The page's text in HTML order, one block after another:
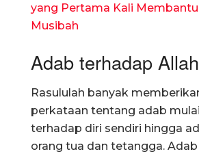
yang Pertama Kali Membantu
Musibah
Adab terhadap Allah
Rasululah banyak
perkataan tentang adab
terhadap diri sendiri hingga
orang tua dan tetangga.